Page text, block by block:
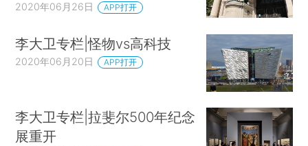
2020年06月26日 APP打开
李大卫专栏|怪物vs高科技
2020年06月20日 APP打开
李大卫专栏|拉斐尔500年纪念
展重开